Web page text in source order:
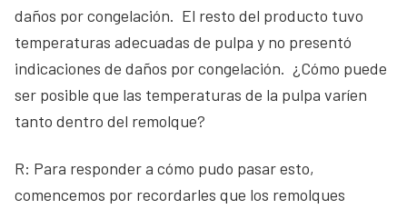
daños por congelación. El resto del producto tuvo
temperaturas adecuadas de pulpa y no presentó
indicaciones de daños por congelación. ¿Cómo puede
ser posible que las temperaturas de la pulpa varíen
tanto dentro del remolque?
R: Para responder a cómo pudo pasar esto,
comencemos por recordarles que los remolques